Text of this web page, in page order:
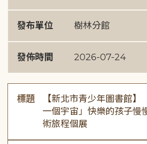
發布單位 樹林分館
發佈時間 2026-07-24
標題
【新北市青少年圖書館】
一個宇宙」快樂的孩子
術旅程個展